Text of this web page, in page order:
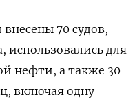
70 судов,
использовались для
нефти, а также 30
включая одну